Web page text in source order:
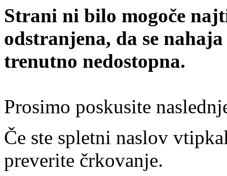
Strani ni bilo mogoče
odstranjena, da se
trenutno nedostopna.
Prosimo poskusite
Če ste spletni naslov
preverite črkovanje.